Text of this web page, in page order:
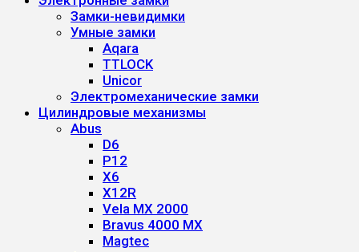
Замки-невидимки
Умные замки
Aqara
TTLOCK
Unicor
Электромеханические замки
Цилиндровые механизмы
Abus
D6
P12
X6
X12R
Vela MX 2000
Bravus 4000 MX
Magtec